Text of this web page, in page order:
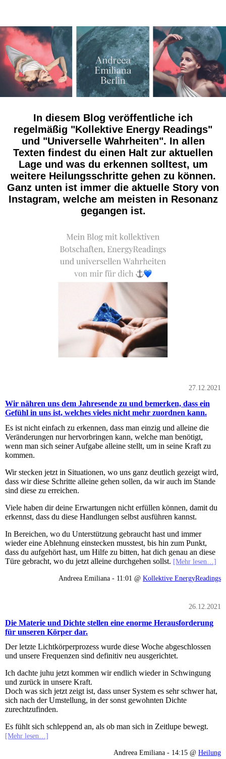
In diesem Blog veröffentliche ich
regelmäßig "Kollektive Energy Readings"
und "Universelle Wahrheiten". In allen
Texten findest du einen Halt zur aktuellen
Lage und was du erkennen solltest, um
weitere Heilungsschritte gehen zu können.
Ganz unten ist immer die aktuelle Story von
Instagram, welche am meisten in Resonanz
gegangen ist.
27.12.2021
Wir nähren uns dem Jahresende zu und bemerken, dass ein
Gefühl in uns ist, welches vieles nicht mehr zuordnen kann.
Es ist nicht einfach zu erkennen, dass man einzig und alleine die
Veränderungen nur hervorbringen kann, welche man benötigt,
wenn man sich seiner Aufgabe alleine stellt, um in seine Kraft zu
kommen.
Wir stecken jetzt in Situationen, wo uns ganz deutlich gezeigt wird,
dass wir diese Schritte alleine gehen sollen, da wir auch im Stande
sind diese zu erreichen.
Viele haben dir deine Erwartungen nicht erfüllen können, damit du
erkennst, dass du diese Handlungen selbst ausführen kannst.
In Bereichen, wo du Unterstützung gebraucht hast und immer
wieder eine Ablehnung einstecken musstest, bis hin zum Punkt,
dass du aufgehört hast, um Hilfe zu bitten, hat dich genau an diese
Türe gebracht, wo du jetzt alleine durchgehen sollst. [Mehr lesen…]
Andreea Emiliana - 11:01 @ Kollektive EnergyReadings
26.12.2021
Die Materie und Dichte stellen eine enorme Herausforderung
für unseren Körper dar.
Der letzte Lichtkörperprozess wurde diese Woche abgeschlossen
und unsere Frequenzen sind definitiv neu ausgerichtet.
Ich dachte juhu jetzt kommen wir endlich wieder in Schwingung
und zurück in unsere Kraft.
Doch was sich jetzt zeigt ist, dass unser System es sehr schwer hat,
sich nach der Umstellung, in der sonst gewohnten Dichte
zurechtzufinden.
Es fühlt sich schleppend an, als ob man sich in Zeitlupe bewegt.
[Mehr lesen…]
Andreea Emiliana - 14:15 @ Heilung